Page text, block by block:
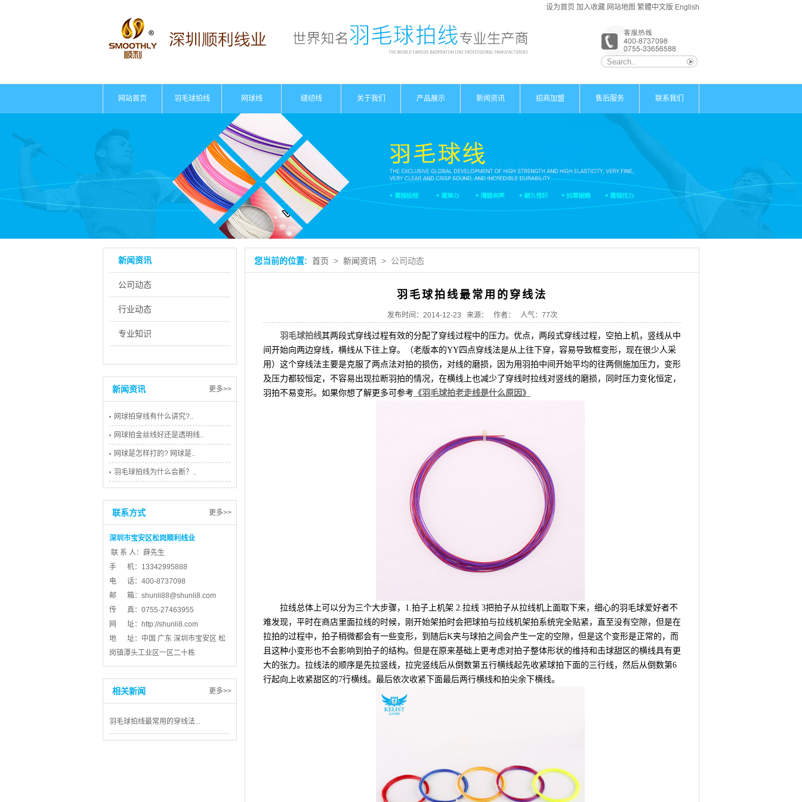
设为首页 加入收藏 网站地图 繁體中文版 English
网站首页 羽毛球拍线 网球线 缝纫线 关于我们 产品展示
网球线
新闻资讯
行业动态
招商加盟 售后服务 联系我们
在线留言
新闻资讯
公司动态
行业动态
专业知识
新闻资讯 更多>>
网球拍穿线有什么讲究?..
网球拍金丝线好还是透明线..
网球是怎样打的? 网球是..
羽毛球拍线为什么会断？..
联系方式 更多>>
深圳市宝安区松岗顺利线业
联 系 人：薛先生
手 机：13342995888
电 话：400-8737098
邮 箱： shunli88@shunli8.com
传 真：0755-27463955
网 址：
http://shunli8.com
地 址：中国 广东 深圳市宝安区 松
岗镇潭头工业区一区二十栋
相关新闻 更多>>
羽毛球拍线最常用的穿线法...
您当前的位置: 首页 > 新闻资讯 > 公司动态
羽毛球拍线最常用的穿线法
发布时间：2014-12-23 来源： 作者： 人气： 77次
羽毛球拍线其两段式穿线过程有效的分配了穿线过程中的压力。优点，两段式穿线过程，空拍上机，竖线从中
间开始向两边穿线，横线从下往上穿。（老版本的YY四点穿线法是从上往下穿，容易导致框变形，现在很少人采
用）这个穿线法主要是克服了两点法对拍的损伤，对线的磨损，因为用羽拍中间开始平均的往两侧施加压力，变形
及压力都较恒定，不容易出现拉断羽拍的情况，在横线上也减少了穿线时拉线对竖线的磨损，同时压力变化恒定，
羽拍不易变形。如果你想了解更多可参考 《羽毛球拍老走线是什么原因 》
拉线总体上可以分为三个大步骤，1.拍子上机架 2.拉线 3把拍子从拉线机上面取下来，细心的羽毛球爱好者不
难发现，平时在商店里面拉线的时候，刚开始架拍时会把球拍与拉线机架拍系统完全贴紧，直至没有空隙，但是在
拉拍的过程中，拍子稍微都会有一些变形，到随后K夹与球拍之间会产生一定的空隙，但是这个变形是正常的，而
且这种小变形也不会影响到拍子的结构。但是在原来基础上更考虑对拍子整体形状的维持和击球甜区的横线具有更
大的张力。拉线法的顺序是先拉竖线，拉完竖线后从倒数第五行横线起先收紧球拍下面的三行线，然后从倒数第6
行起向上收紧甜区的7行横线。最后依次收紧下面最后两行横线和拍尖余下横线。